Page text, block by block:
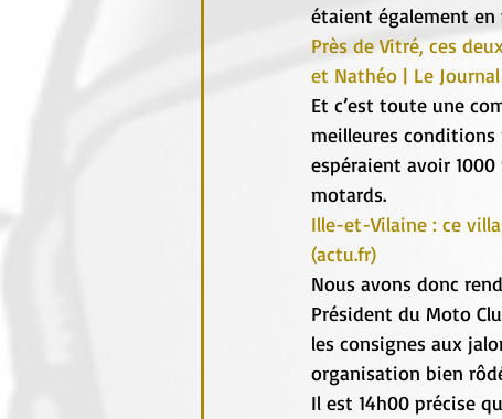
étaient également en
Près de Vitré, ces
et Nathéo | Le
Et c’est toute une
meilleures conditions
espéraient avoir 1000
motards.
Ille-et-Vilaine : ce
(actu.fr)
Nous avons donc
Président du Moto
les consignes aux
organisation bien
Il est 14h00 précise